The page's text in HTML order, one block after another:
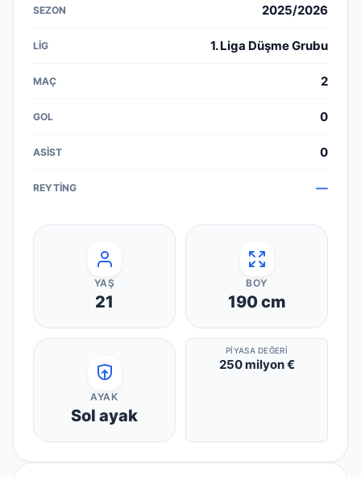
2025/2026
1. Liga Düşme Grubu
2
0
0
—
YAŞ
21
BOY
190cm
AYAK
Sol ayak
PIYASA DEĞERI
250 milyon €